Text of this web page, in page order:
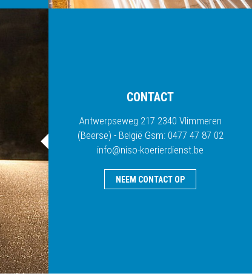
CONTACT
Antwerpseweg 217 2340 Vlimmeren
(Beerse) - België Gsm: 0477 47 87 02
info@niso-koerierdienst.be
NEEM CONTACT OP